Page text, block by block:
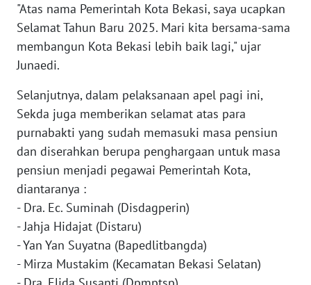
"Atas nama Pemerintah Kota Bekasi, saya ucapkan
Selamat Tahun Baru 2025. Mari kita bersama-sama
membangun Kota Bekasi lebih baik lagi," ujar
Junaedi.
Selanjutnya, dalam pelaksanaan apel pagi ini,
Sekda juga memberikan selamat atas para
purnabakti yang sudah memasuki masa pensiun
dan diserahkan berupa penghargaan untuk masa
pensiun menjadi pegawai Pemerintah Kota,
diantaranya :
- Dra. Ec. Suminah (Disdagperin)
- Jahja Hidajat (Distaru)
- Yan Yan Suyatna (Bapedlitbangda)
- Mirza Mustakim (Kecamatan Bekasi Selatan)
WN
BABEL
WN
WN
SUMSEL
WN
LAMPUNG
WN